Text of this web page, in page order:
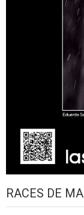
RACES DE